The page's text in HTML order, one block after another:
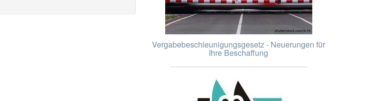
Vergabebeschleunigungsgesetz - Neuerungen für
Ihre Beschaffung